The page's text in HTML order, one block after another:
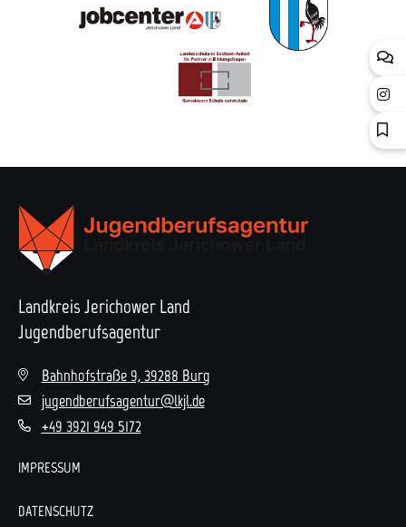
Landkreis Jerichower Land
Jugendberufsagentur
Bahnhofstraße 9, 39288 Burg
jugendberufsagentur@lkjl.de
+49 3921 949 5172
IMPRESSUM
DATENSCHUTZ